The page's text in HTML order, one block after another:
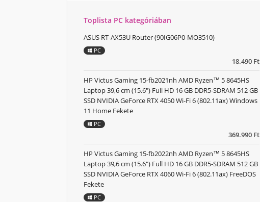
Toplista PC kategóriában
18.490 Ft
ASUS RT-AX53U Router (90IG06P0-MO3510)
PC
369.990 Ft
HP Victus Gaming 15-fb2021nh AMD Ryzen™ 5 8645HS
Laptop 39,6 cm (15.6") Full HD 16 GB DDR5-SDRAM 512 GB
SSD NVIDIA GeForce RTX 4050 Wi-Fi 6 (802.11ax) Windows
11 Home Fekete
PC
HP Victus Gaming 15-fb2022nh AMD Ryzen™ 5 8645HS
Laptop 39,6 cm (15.6") Full HD 16 GB DDR5-SDRAM 512 GB
SSD NVIDIA GeForce RTX 4060 Wi-Fi 6 (802.11ax) FreeDOS
Fekete
PC